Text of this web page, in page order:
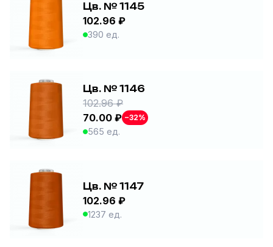
Цв. № 1145
102.96 ₽
390 ед.
Цв. № 1146
102.96 ₽
70.00 ₽ −32%
565 ед.
Цв. № 1147
102.96 ₽
1237 ед.